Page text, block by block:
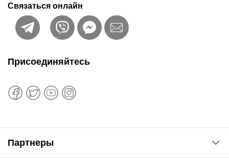
Связаться онлайн
Присоединяйтесь
Партнеры